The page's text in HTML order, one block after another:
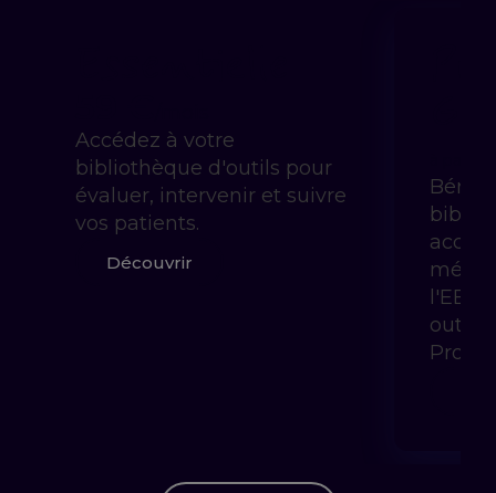
Accédez à votre
bibliothèque d'outils pour
évaluer, intervenir et suivre
vos patients.
Découvrir
l'EBP
outils